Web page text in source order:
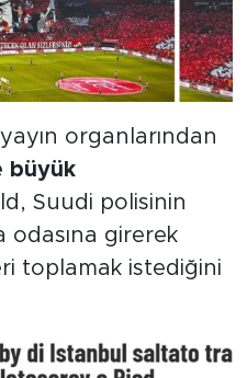
organlarından
büyük
Suudi polisinin
odasına girerek
toplamak istediğini